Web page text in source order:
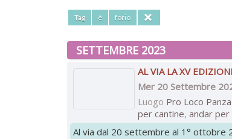
Tag è forio
SETTEMBRE 2023
AL VIA LA XV
Mer 20 Settembre
Luogo Pro Loco
per cantine,andar
Al via dal 20 settembre al 1° ottobre